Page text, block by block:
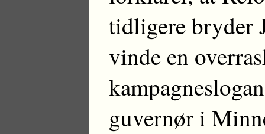
tidligere bryder
vinde en
guvernør i